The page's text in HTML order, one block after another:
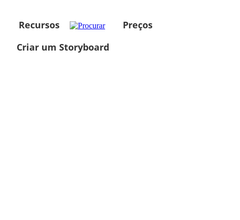
Recursos
Preços
Criar um Storyboard